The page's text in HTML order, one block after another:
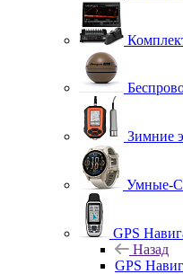
Зимние
Умные-
GPS
Назад
GPS